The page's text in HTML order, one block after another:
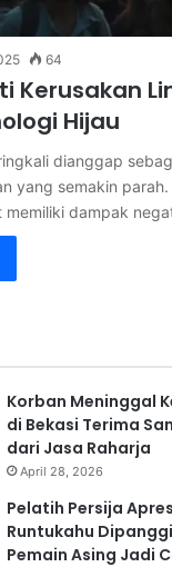
64
Kerusakan
Hijau
dianggap
yang semakin
memiliki dampak
Korban Meninggal
di Bekasi Terima
dari Jasa Raharja
April 28, 2026
Pelatih Persija
Runtukahu
Pemain Asing Jadi